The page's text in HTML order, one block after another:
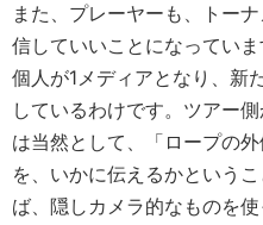
また、プレーヤーも、トー
信していいことになってい
個人が1メディアとなり、新
しているわけです。ツアー
は当然として、「ロープの
を、いかに伝えるかという
ば、隠しカメラ的なものを